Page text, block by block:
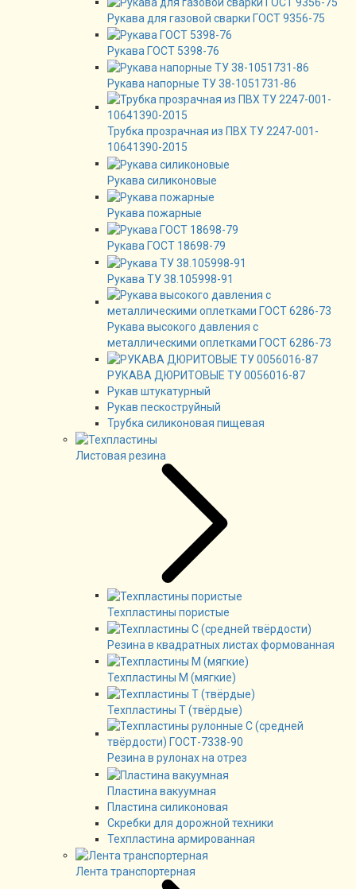
Рукава для газовой сварки ГОСТ 9356-75
Рукава ГОСТ 5398-76
Рукава напорные ТУ 38-1051731-86
Трубка прозрачная из ПВХ ТУ 2247-001-
10641390-2015
Рукава силиконовые
Рукава пожарные
Рукава ГОСТ 18698-79
Рукава ТУ 38.105998-91
Рукава высокого давления с
металлическими оплетками ГОСТ 6286-73
РУКАВА ДЮРИТОВЫЕ ТУ 0056016-87
Рукав штукатурный
Рукав пескоструйный
Трубка силиконовая пищевая
Листовая резина
Техпластины пористые
Резина в квадратных листах формованная
Техпластины М (мягкие)
Техпластины Т (твёрдые)
Резина в рулонах на отрез
Пластина вакуумная
Пластина силиконовая
Скребки для дорожной техники
Техпластина армированная
Лента транспортерная